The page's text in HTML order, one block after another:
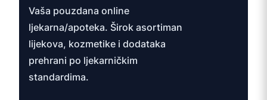
Vaša pouzdana online
ljekarna/apoteka. Širok asortiman
lijekova, kozmetike i dodataka
prehrani po ljekarničkim
standardima.